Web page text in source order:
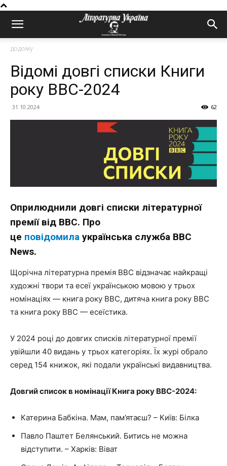
додому
Відомі довгі списки Книги
року BBC-2024
31.10.2024 62
Оприлюднили довгі списки літературної
премії від ВВС. Про
це повідомила українська служба BBC
News.
Щорічна літературна премія ВВС відзначає найкращі
художні твори та есеї українською мовою у трьох
номінаціях — книга року ВВС, дитяча книга року ВВС
та книга року ВВС — есеїстика.
У 2024 році до довгих списків літературної премії
увійшли 40 видань у трьох категоріях. Їх журі обрало
серед 154 книжок, які подали українські видавництва.
Довгий список в номінації Книга року ВВС-2024:
Катерина Бабкіна. Мам, пам’ятаєш? – Київ: Білка
Павло Паштет Белянський. Битись не можна
відступити. – Харків: Віват